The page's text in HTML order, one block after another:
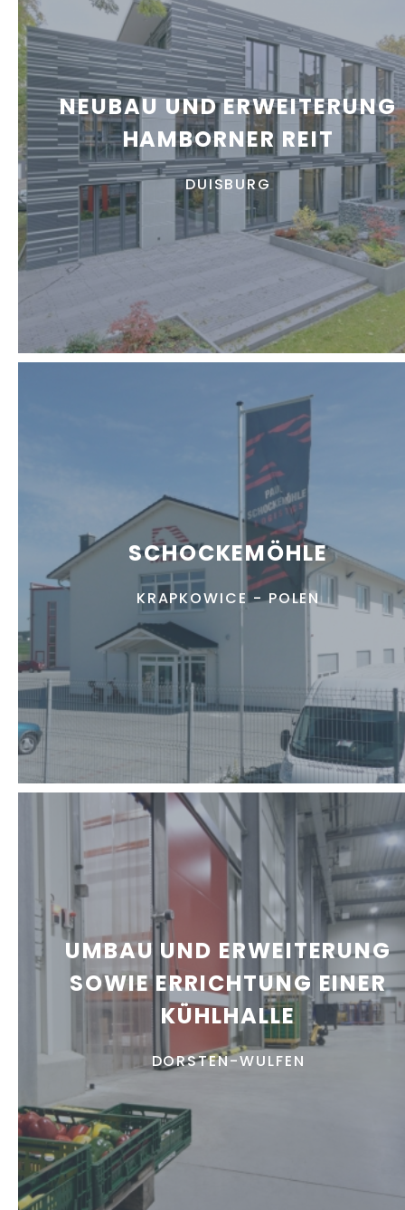
NEUBAU UND ERWEITERUNG
HAMBORNER REIT
DUISBURG
SCHOCKEMÖHLE
KRAPKOWICE - POLEN
UMBAU UND ERWEITERUNG
SOWIE ERRICHTUNG EINER
KÜHLHALLE
DORSTEN-WULFEN
EINFAMILIENHAUS MIT